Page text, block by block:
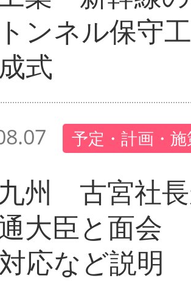
ンネル保守
式
予定・計画・
九州 古宮社
大臣と面会
応など説明